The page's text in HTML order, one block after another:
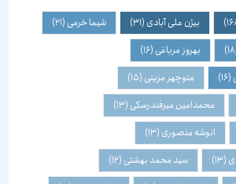
بیژن علی آبادی(31) شیما خرمی(21)
بهروز مرباغی(16)
منوچهر مزینی(15)
محمدامین میرفندرسکی(13)
انوشه منصوری(13)
سید محمد بهشتی(12)